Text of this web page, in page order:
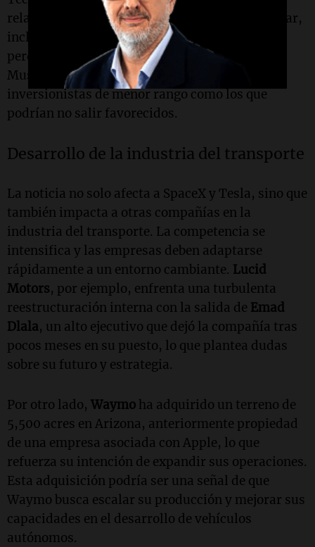
relacionada con el IPO de SpaceX en un solo lugar,
incluyendo historias sobre los ganadores y
perdedores de este evento, destacando a Elon
Musk como el principal beneficiario y a los
inversionistas de menor rango como los que
podrían no salir favorecidos.
Desarrollo de la industria del transporte
La noticia no solo afecta a SpaceX y Tesla, sino que
también impacta a otras compañías en la
industria del transporte. La competencia se
intensifica y las empresas deben adaptarse
rápidamente a un entorno cambiante. Lucid
Motors, por ejemplo, enfrenta una turbulenta
reestructuración interna con la salida de Emad
Dlala, un alto ejecutivo que dejó la compañía tras
pocos meses en su puesto, lo que plantea dudas
sobre su futuro y estrategia.
Por otro lado, Waymo ha adquirido un terreno de
5,500 acres en Arizona, anteriormente propiedad
de una empresa asociada con Apple, lo que
refuerza su intención de expandir sus operaciones.
Esta adquisición podría ser una señal de que
Waymo busca escalar su producción y mejorar sus
capacidades en el desarrollo de vehículos
autónomos.